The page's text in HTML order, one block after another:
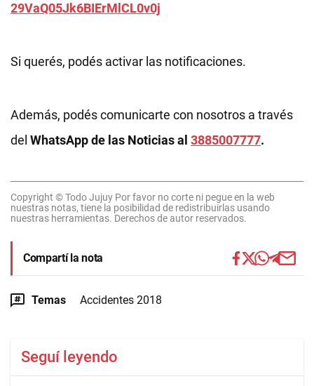
29VaQ05Jk6BIErMlCL0v0j
Si querés, podés activar las notificaciones.
Además, podés comunicarte con nosotros a través
del WhatsApp de las Noticias al 3885007777.
Copyright © Todo Jujuy Por favor no corte ni pegue en la web
nuestras notas, tiene la posibilidad de redistribuirlas usando
nuestras herramientas. Derechos de autor reservados.
Compartí la nota
Temas Accidentes 2018
Seguí leyendo